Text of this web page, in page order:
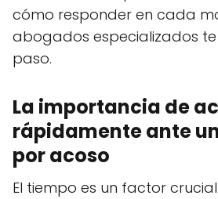
cómo responder en cada
abogados especializados
paso.
La importancia de
rápidamente ante
por acoso
El tiempo es un factor